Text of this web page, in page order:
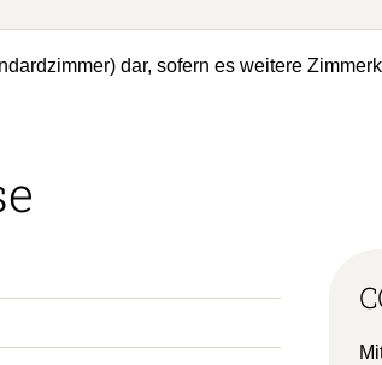
dar, sofern es weitere